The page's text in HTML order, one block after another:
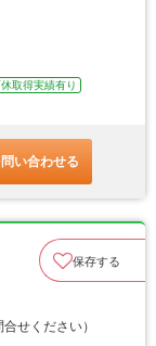
取得実績有り
い合わせる
保存する
せください）